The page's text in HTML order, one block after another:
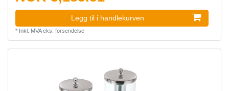
Legg til i handlekurven
* Inkl. MVAeks. forsendelse